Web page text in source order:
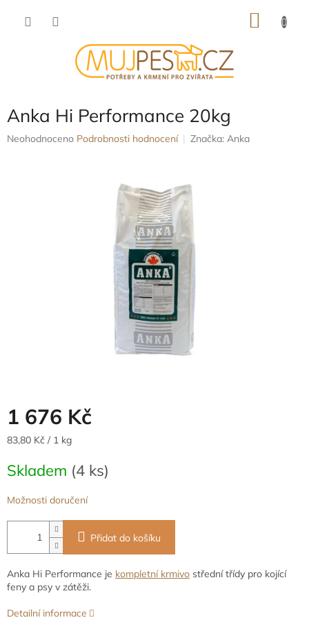
Anka Hi Performance 20kg
Průměrné
Neohodnoceno Podrobnosti hodnocení Značka: Anka
1 676 Kč
Měrná
83,80 Kč / 1 kg
Skladem (4 ks)
Možnosti doručení
Přidat do košíku
Anka Hi Performance je kompletní krmivo střední třídy pro kojící
feny a psy v zátěži.
Detailní informace